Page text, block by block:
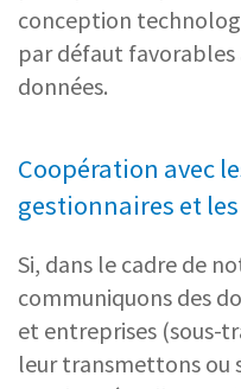
conception
par défaut
données.
Coopération avec
gestionnaires et
Si, dans le cadre de
communiquons des
et entreprises (sous-
leur transmettons ou